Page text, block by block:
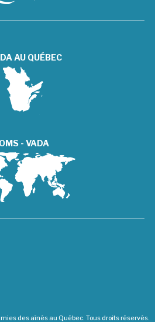
AU QUÉBEC
OMS - VADA
des aînés au Québec. Tous droits réservés.